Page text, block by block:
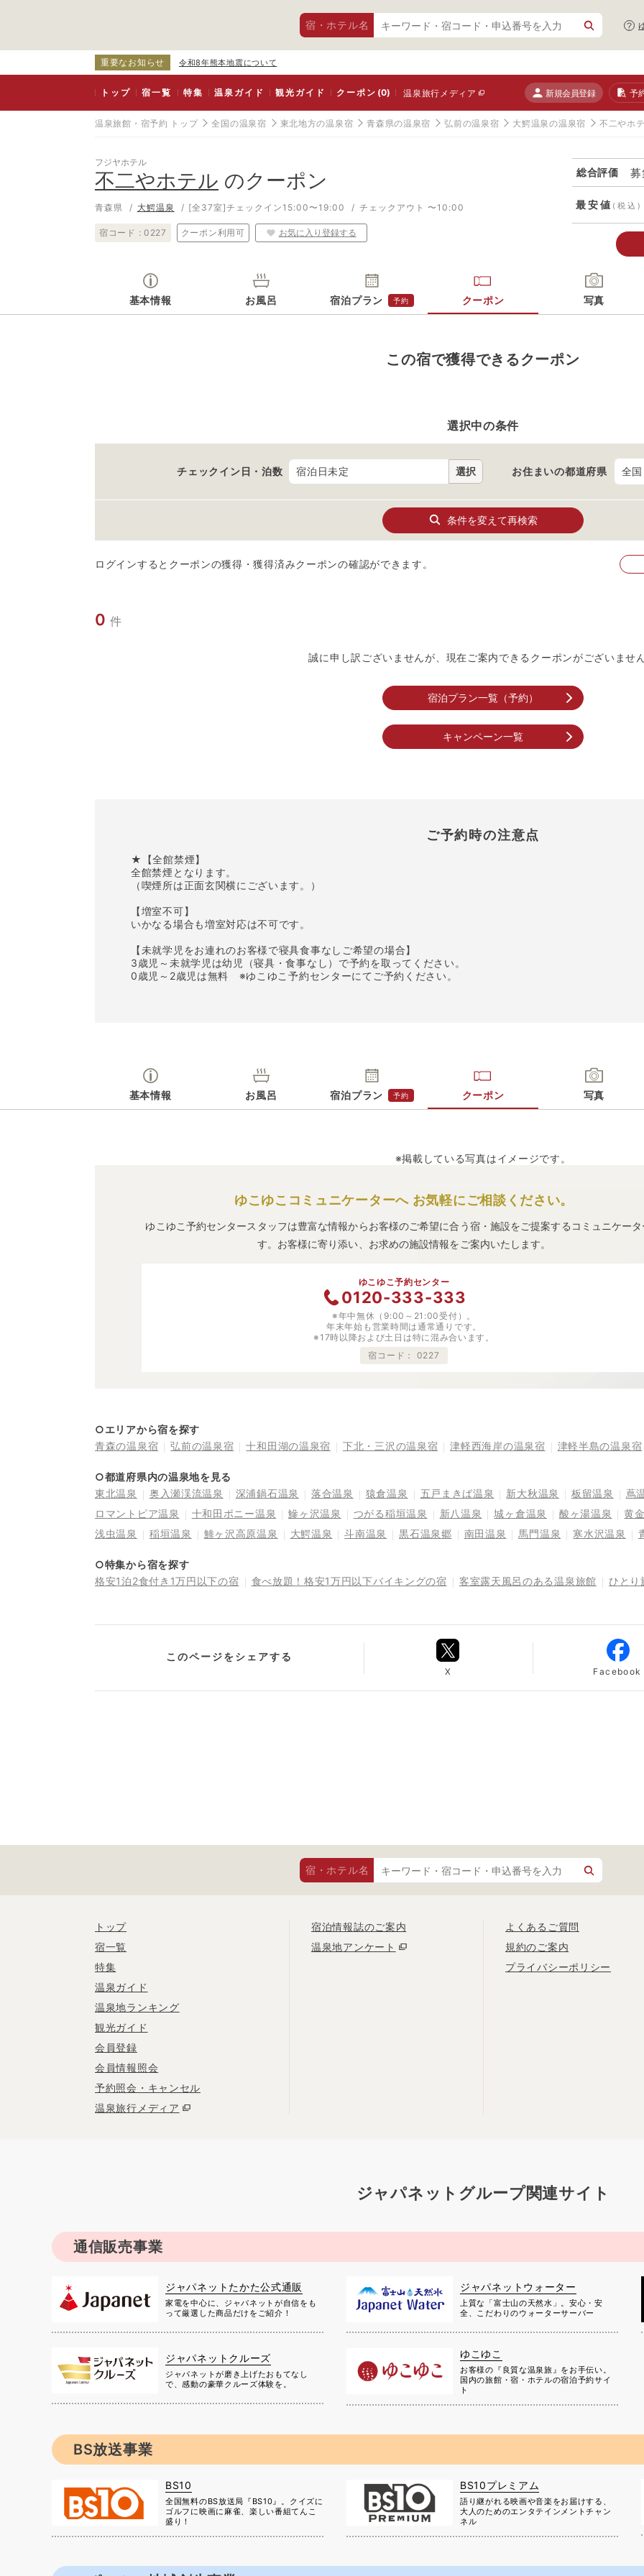
宿・ホテル名
重要なお知らせ 令和8年熊本地震について
トップ 宿一覧 特集 温泉ガイド 観光ガイド クーポン(0) 温泉旅行メディア 新規会員登録 予
温泉旅館・宿予約 トップ 全国の温泉宿 東北地方の温泉宿 青森県の温泉宿 弘前の温泉宿 大鰐温泉の温泉宿 不二やホ
フジヤホテル
不二やホテル のクーポン
青森県 大鰐温泉 [全37室]チェックイン15:00〜19:00 チェックアウト 〜10:00
宿コード : 0227 クーポン利用可 お気に入り登録する
総合評価 募
最安値 (税込)
基本情報 お風呂 宿泊プラン 予約 クーポン 写真
この宿で獲得できるクーポン
選択中の条件
チェックイン日・泊数 宿泊日未定 選択 お住まいの都道府県
条件を変えて再検索
ログインするとクーポンの獲得・獲得済みクーポンの確認ができます。
0 件
誠に申し訳ございませんが、現在ご案内できるクーポンがございませ
宿泊プラン一覧（予約）
キャンペーン一覧
ご予約時の注意点
★【全館禁煙】
全館禁煙となります。
（喫煙所は正面玄関横にございます。）
【増室不可】
いかなる場合も増室対応は不可です。
【未就学児をお連れのお客様で寝具食事なしご希望の場合】
3歳児～未就学児は幼児（寝具・食事なし）で予約を取ってください。
0歳児～2歳児は無料 ※ゆこゆこ予約センターにてご予約ください。
基本情報 お風呂 宿泊プラン 予約 クーポン 写真
※掲載している写真はイメージです。
ゆこゆこコミュニケーターへ お気軽にご相談ください。
ゆこゆこ予約センタースタッフは豊富な情報からお客様のご希望に合う宿・施設をご提案するコミュニケー
す。お客様に寄り添い、お求めの施設情報をご案内いたします。
ゆこゆこ予約センター
0120-333-333
※年中無休（9:00～21:00受付）。
年末年始も営業時間は通常通りです。
※17時以降および土日は特に混み合います。
宿コード： 0227
○エリアから宿を探す
青森の温泉宿
弘前の温泉宿 十和田湖の温泉宿 下北・三沢の温泉宿 津軽西海岸の温泉宿 津軽半島の温泉宿
○都道府県内の温泉地を見る
東北温泉
奥入瀬渓流温泉 深浦鍋石温泉 落合温泉 猿倉温泉 五戸まきば温泉 新大秋温泉 板留温泉
蔦
ロマントピア温泉
十和田ポニー温泉 鰺ヶ沢温泉 つがる稲垣温泉 新八温泉 城ヶ倉温泉 酸ヶ湯温泉
黄
浅虫温泉
稲垣温泉 鯵ヶ沢高原温泉 大鰐温泉 斗南温泉 黒石温泉郷 南田温泉 馬門温泉 寒水沢温泉
○特集から宿を探す
格安1泊2食付き1万円以下の宿
食べ放題！格安1万円以下バイキングの宿 客室露天風呂のある温泉旅館 ひとり
このページをシェアする
X Facebook
宿・ホテル名
トップ
宿一覧
特集
温泉ガイド
温泉地ランキング
観光ガイド
会員登録
会員情報照会
予約照会・キャンセル
温泉旅行メディア
宿泊情報誌のご案内
温泉地アンケート
よくあるご質問
規約のご案内
プライバシーポリシー
ジャパネットグループ関連サイト
通信販売事業
ジャパネットたかた公式通販
家電を中心に、ジャパネットが自信をも
って厳選した商品だけをご紹介！
ジャパネットウォーター
上質な「富士山の天然水」。安心・安
全、こだわりのウォーターサーバー
ジャパネットクルーズ
ジャパネットが磨き上げたおもてなし
で、感動の豪華クルーズ体験を。
ゆこゆこ
お客様の『良質な温泉旅』をお手伝い。
国内の旅館・宿・ホテルの宿泊予約サイ
ト
BS放送事業
BS10
全国無料のBS放送局『BS10』。クイズに
ゴルフに映画に麻雀、楽しい番組てんこ
盛り！
BS10プレミアム
語り継がれる映画や音楽をお届けする、
大人のためのエンタテインメントチャン
ネル